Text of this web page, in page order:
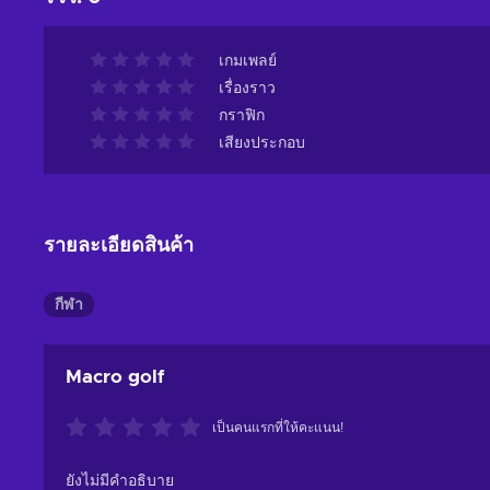
เกมเพลย์
เรื่องราว
กราฟิก
เสียงประกอบ
รายละเอียดสินค้า
กีฬา
Macro golf
เป็นคนแรกที่ให้คะแนน!
ยังไม่มีคำอธิบาย